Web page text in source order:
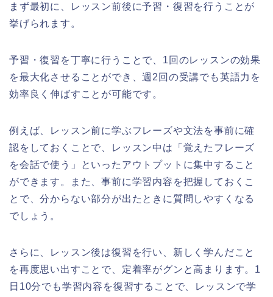
まず最初に、レッスン前後に予習・復習を行うことが
挙げられます。
予習・復習を丁寧に行うことで、1回のレッスンの効果
を最大化させることができ、週2回の受講でも英語力を
効率良く伸ばすことが可能です。
例えば、レッスン前に学ぶフレーズや文法を事前に確
認をしておくことで、レッスン中は「覚えたフレーズ
を会話で使う」といったアウトプットに集中すること
ができます。また、事前に学習内容を把握しておくこ
とで、分からない部分が出たときに質問しやすくなる
でしょう。
さらに、レッスン後は復習を行い、新しく学んだこと
を再度思い出すことで、定着率がグンと高まります。1
日10分でも学習内容を復習することで、レッスンで学